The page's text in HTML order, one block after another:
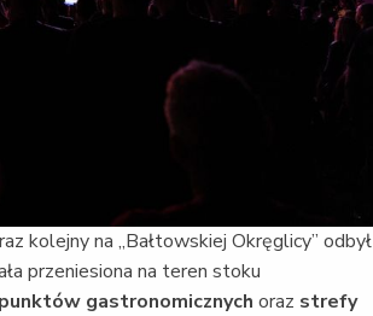
kolejny na „Bałtowskiej Okręglicy” odbył
przeniesiona na teren stoku
punktów gastronomicznych oraz strefy